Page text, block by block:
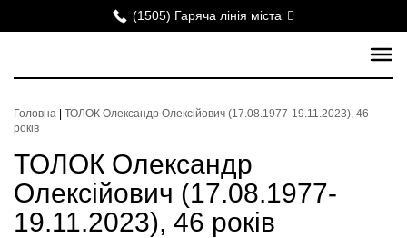
(1505) Гаряча лінія міста
Головна
ТОЛОК Олександр Олексійович (17.08.1977-19.11.2023), 46
років
ТОЛОК Олександр
Олексійович (17.08.1977-
19.11.2023), 46 років